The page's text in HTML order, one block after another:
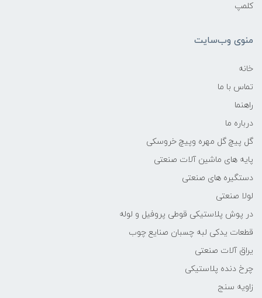
کلمپ
منوی وب‌سایت
خانه
تماس با ما
راهنما
درباره ما
گل پیچ گل مهره وپیچ خروسکی
پایه های ماشین آلات صنعتی
دستگیره های صنعتی
لولا صنعتی
در پوش پلاستیکی قوطی پروفیل و لوله
قطعات یدکی لبه چسبان صنایع چوب
یراق آلات صنعتی
چرخ دنده پلاستیکی
زاویه سنج